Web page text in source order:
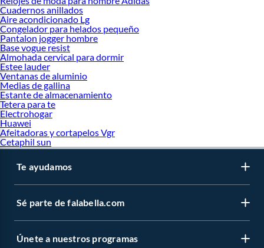
Cuadernos anillados
Aire acondicionado Lg
Congelador para helados pequeño
Pantalon jogger hombre
Base vogue resist
Almohada cervical para dormir
Estee lauder
Ventanas de aluminio
Medias de gallina
Estante de almacenamiento
Tetera para te
Electrohogar
Huawei
Afeitadoras y cortapelos Vgr
Cetaphil sun
Te ayudamos
Sé parte de falabella.com
Únete a nuestros programas